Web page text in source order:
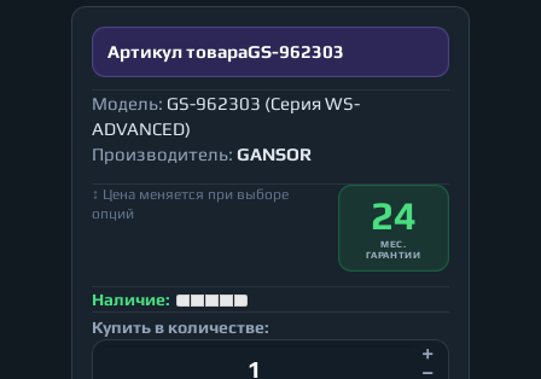
Артикул товараGS-962303
Модель: GS-962303 (Серия WS-
ADVANCED)
Производитель: GANSOR
↕ Цена меняется при выборе
опций
24
МЕС.
ГАРАНТИИ
Наличие:
Купить в количестве: